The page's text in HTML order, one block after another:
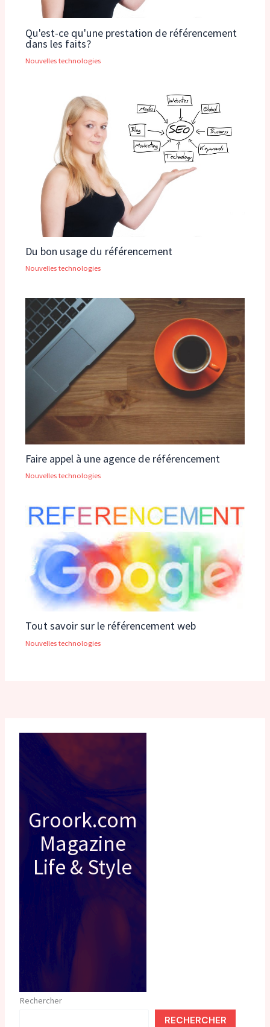
Qu'est-ce qu'une prestation de référencement
dans les faits?
Nouvelles technologies
Du bon usage du référencement
Nouvelles technologies
Faire appel à une agence de référencement
Nouvelles technologies
Tout savoir sur le référencement web
Nouvelles technologies
Groork.com
Magazine
Life & Style
Rechercher
RECHERCHER